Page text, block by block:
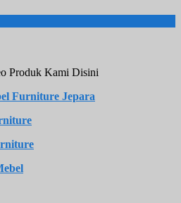
Produk Kami Disini
Furniture Jepara